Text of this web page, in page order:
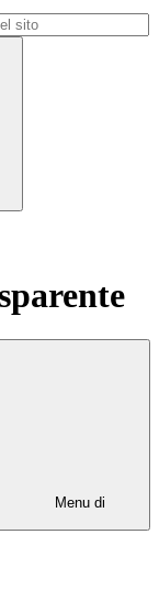
Menu di